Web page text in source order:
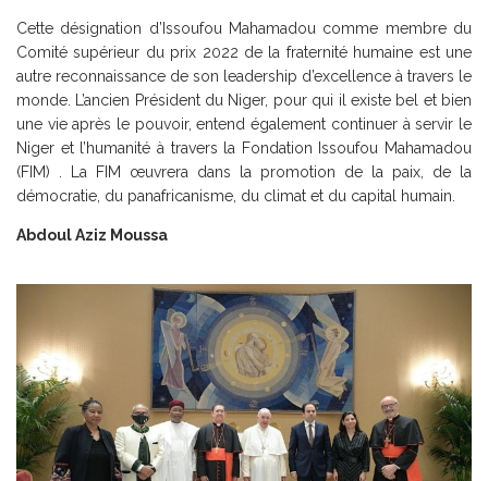
Cette désignation d’Issoufou Mahamadou comme membre du
Comité supérieur du prix 2022 de la fraternité humaine est une
autre reconnaissance de son leadership d’excellence à travers le
monde. L’ancien Président du Niger, pour qui il existe bel et bien
une vie après le pouvoir, entend également continuer à servir le
Niger et l’humanité à travers la Fondation Issoufou Mahamadou
(FIM) . La FIM œuvrera dans la promotion de la paix, de la
démocratie, du panafricanisme, du climat et du capital humain.
Abdoul Aziz Moussa